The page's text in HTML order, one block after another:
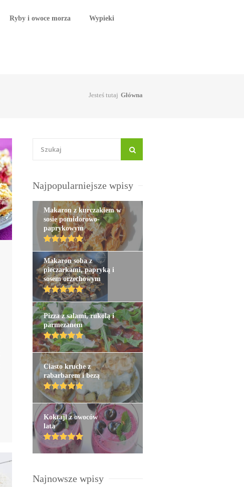
Ryby i owoce morza Wypieki
Jesteś tutaj Główna
Najpopularniejsze wpisy
Makaron z kurczakiem w
sosie pomidorowo-
paprykowym
Makaron soba z
pieczarkami, papryką i
sosem orzechowym
Pizza z salami, rukolą i
parmezanem
Ciasto kruche z
rabarbarem i bezą
Koktajl z owoców
lata
Najnowsze wpisy